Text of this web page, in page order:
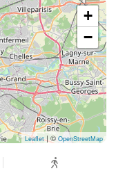
generous
you can hear it!
Salé for the
dedicated
it's time for the
+
−
Leaflet| © OpenStreetMap